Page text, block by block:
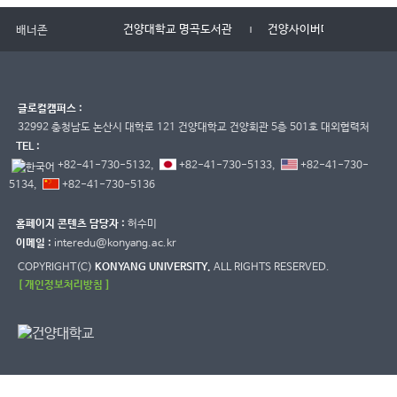
배너존 건양대학교 명곡도서관 건양사이버대학교
글로컬캠퍼스 :
32992 충청남도 논산시 대학로 121 건양대학교 건양회관 5층 501호 대외협력처
TEL :
+82-41-730-5132,
+82-41-730-5133,
+82-41-730-
5134,
+82-41-730-5136
홈페이지 콘텐츠 담당자 : 허수미
이메일 : interedu@konyang.ac.kr
COPYRIGHT(C) KONYANG UNIVERSITY. ALL RIGHTS RESERVED.
[ 개인정보처리방침 ]